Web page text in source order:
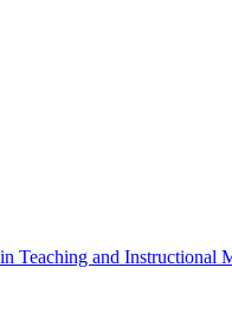
Teaching and Instructional